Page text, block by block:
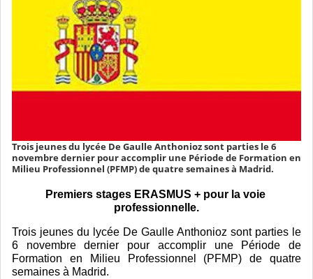
Trois jeunes du lycée De Gaulle Anthonioz sont parties le 6
novembre dernier pour accomplir une Période de Formation en
Milieu Professionnel (PFMP) de quatre semaines à Madrid.
Premiers stages ERASMUS + pour la voie
professionnelle.
Trois jeunes du lycée De Gaulle Anthonioz sont parties le
6 novembre dernier pour accomplir une Période de
Formation en Milieu Professionnel (PFMP) de quatre
semaines à Madrid.